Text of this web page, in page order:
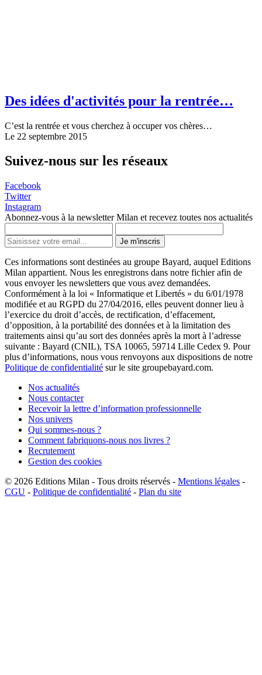
Des idées d'activités pour la rentrée…
C’est la rentrée et vous cherchez à occuper vos chères…
Le 22 septembre 2015
Suivez-nous sur les réseaux
Facebook
Twitter
Instagram
Abonnez-vous à la newsletter Milan et recevez toutes nos actualités
Je m'inscris
Ces informations sont destinées au groupe Bayard, auquel Editions
Milan appartient. Nous les enregistrons dans notre fichier afin de
vous envoyer les newsletters que vous avez demandées.
Conformément à la loi « Informatique et Libertés » du 6/01/1978
modifiée et au RGPD du 27/04/2016, elles peuvent donner lieu à
l’exercice du droit d’accès, de rectification, d’effacement,
d’opposition, à la portabilité des données et à la limitation des
traitements ainsi qu’au sort des données après la mort à l’adresse
suivante : Bayard (CNIL), TSA 10065, 59714 Lille Cedex 9. Pour
plus d’informations, nous vous renvoyons aux dispositions de notre
Politique de confidentialité sur le site groupebayard.com.
Nos actualités
Nous contacter
Recevoir la lettre d’information professionnelle
Nos univers
Qui sommes-nous ?
Comment fabriquons-nous nos livres ?
Recrutement
Gestion des cookies
© 2026 Editions Milan - Tous droits réservés - Mentions légales -
CGU - Politique de confidentialité - Plan du site